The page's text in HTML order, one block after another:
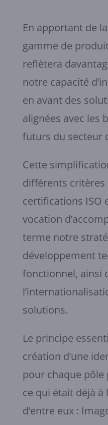
En apportant de
gamme de
reflètera
notre capacité
en avant des
alignées avec les
futurs du secteur
Cette
différents critères
certifications ISO
vocation
terme notre
développement
fonctionnel, ainsi
solutions.
Le principe
création d’une
pour chaque pôle
ce qui était déjà
d’entre eux :